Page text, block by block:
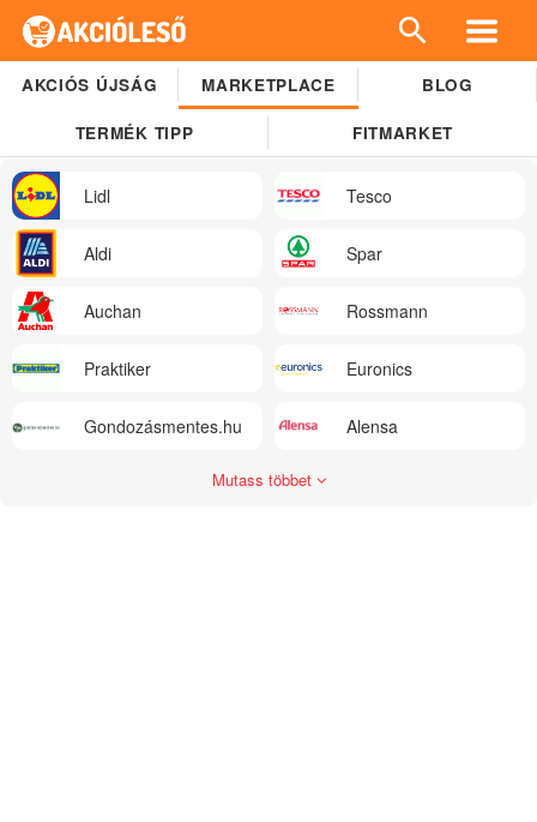
AKCIÓS ÚJSÁG MARKETPLACE BLOG
TERMÉK TIPP FITMARKET
Lidl Tesco
Aldi Spar
Auchan Rossmann
Praktiker Euronics
Gondozásmentes.hu Alensa
Mutass többet